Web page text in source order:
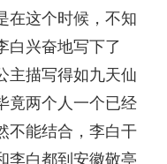
在这个时候，不知
白兴奋地写下了
主描写得如九天仙
竟两个人一个已经
不能结合，李白干
李白都到安徽敬亭